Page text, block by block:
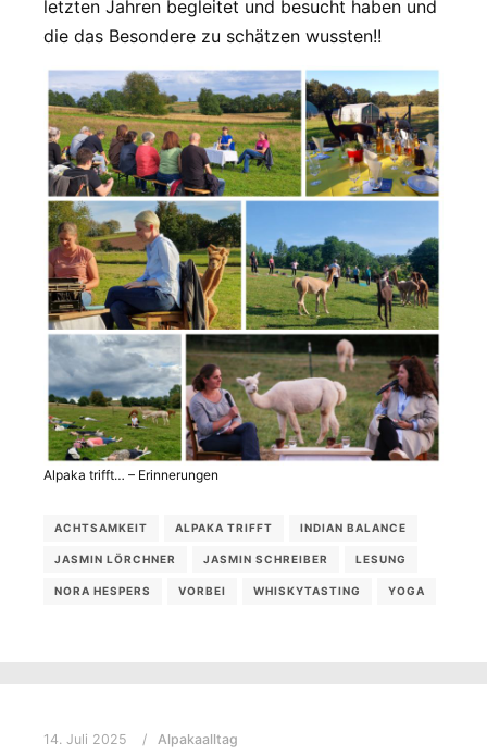
letzten Jahren begleitet und besucht haben und
die das Besondere zu schätzen wussten!!
Alpaka trifft… – Erinnerungen
ACHTSAMKEIT ALPAKA TRIFFT INDIAN BALANCE
JASMIN LÖRCHNER JASMIN SCHREIBER LESUNG
NORA HESPERS VORBEI WHISKYTASTING YOGA
14. Juli 2025 Alpakaalltag